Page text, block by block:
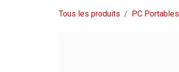
Tous les produits PC Portables